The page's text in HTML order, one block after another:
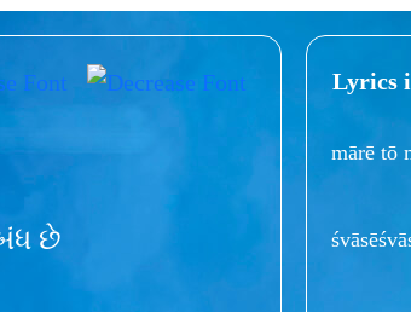
છે
Lyrics
mārē tō